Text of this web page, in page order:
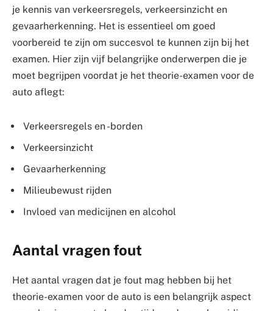
je kennis van verkeersregels, verkeersinzicht en
gevaarherkenning. Het is essentieel om goed
voorbereid te zijn om succesvol te kunnen zijn bij het
examen. Hier zijn vijf belangrijke onderwerpen die je
moet begrijpen voordat je het theorie-examen voor de
auto aflegt:
Verkeersregels en -borden
Verkeersinzicht
Gevaarherkenning
Milieubewust rijden
Invloed van medicijnen en alcohol
Aantal vragen fout
Het aantal vragen dat je fout mag hebben bij het
theorie-examen voor de auto is een belangrijk aspect